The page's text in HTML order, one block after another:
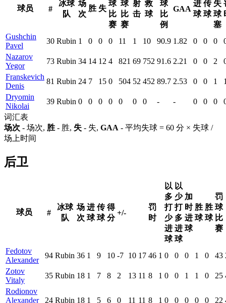
球员 #
冰球
队
场
次
胜 失
球
比
赛
球
比
赛
射
击
救
球
球
比
例
GAA
进
球
传
球
失
球
塞
Gushchin
Pavel
30 Rubin 1 0 0 0 11 1 10 90.9 1.82 0 0 0
Nazarov
Yegor
73 Rubin 34 14 12 4 821 69 752 91.6 2.21 0 0 2
Franskevich
Denis
81 Rubin 24 7 15 0 504 52 452 89.7 2.53 0 0 1
Dryomin
Nikolai
39 Rubin 0 0 0 0 0 0 0 - - 0 0 0
词汇表
场次 - 场次, 胜 - 胜, 失 - 失, GAA - 平均失球 = 60 分 × 失球 /
场上时间
后卫
球员 #
冰球
队
场
次
进
球
传
球
得
分
+/-
罚
时
以
多
打
少
进
球
以
少
打
多
进
球
加
时
进
球
胜
球
胜
球
罚
球
比
赛
Fedotov
Alexander
94 Rubin 36 1 9 10 -7 10 17 46 1 0 0 0 1 0 43
Zotov
Vitaly
35 Rubin 18 1 7 8 2 13 11 8 1 0 0 1 1 0 25
Rodionov
Alexander
24 Rubin 18 1 5 6 0 11 11 8 1 0 0 0 0 0 22